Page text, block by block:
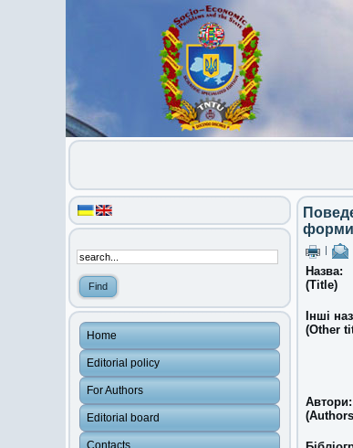
Home
Editorial policy
For Authors
Editorial board
Contacts
Назва:
(Title)
Інші
(Other
Автори: